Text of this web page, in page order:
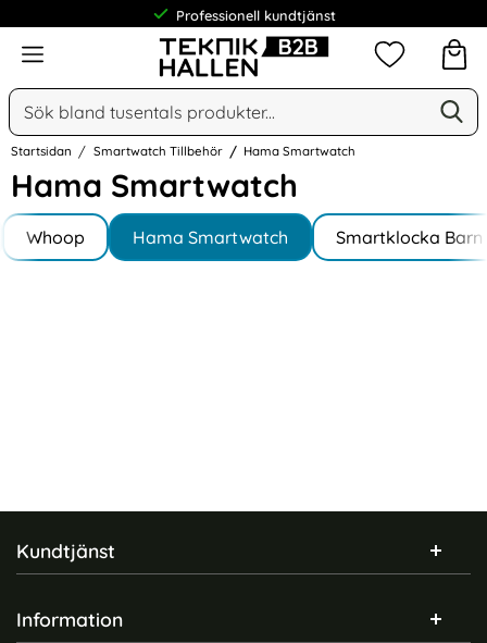
Professionell kundtjänst
Meny
Sök
Sök på Narse Group AB
Mina
Startsidan Smartwatch Tillbehör Hama Smartwatch
Hama Smartwatch
Hoppa
produkter
Underkategorier
Whoop Hama Smartwatch Smartklocka Barn
Sidfot Blandad info och länkar
Kundtjänst
Information